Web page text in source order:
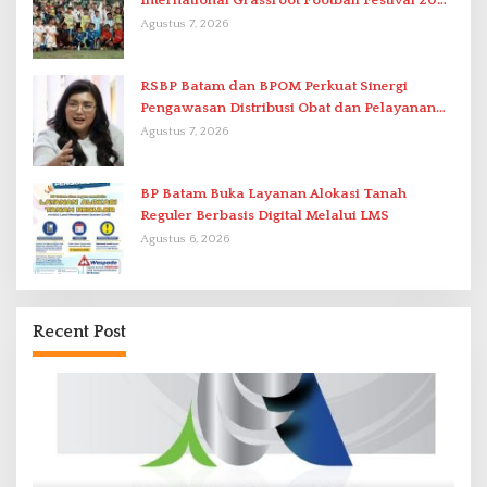
di Stadion Temenggung Abdul Jamal
Agustus 7, 2026
RSBP Batam dan BPOM Perkuat Sinergi
Pengawasan Distribusi Obat dan Pelayanan
Kefarmasian
Agustus 7, 2026
BP Batam Buka Layanan Alokasi Tanah
Reguler Berbasis Digital Melalui LMS
Agustus 6, 2026
Recent Post